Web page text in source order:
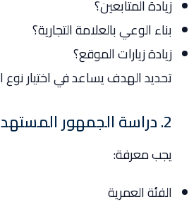
زيادة المتابعين؟
بناء الوعي بالعلامة التجارية؟
زيادة زيارات الموقع؟
تحديد الهدف يساعد في اختيار
2. دراسة الجمهور المستهدف
يجب معرفة:
الفئة العمرية